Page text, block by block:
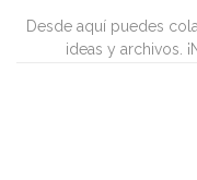
Desde aquí puedes
ideas y archivos.